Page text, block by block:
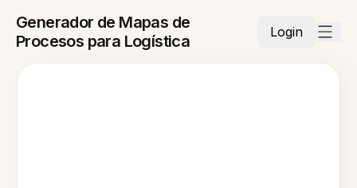
Generador de Mapas de
Procesos para Logística
Login